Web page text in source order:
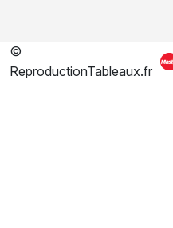
©
ReproductionTableaux.fr